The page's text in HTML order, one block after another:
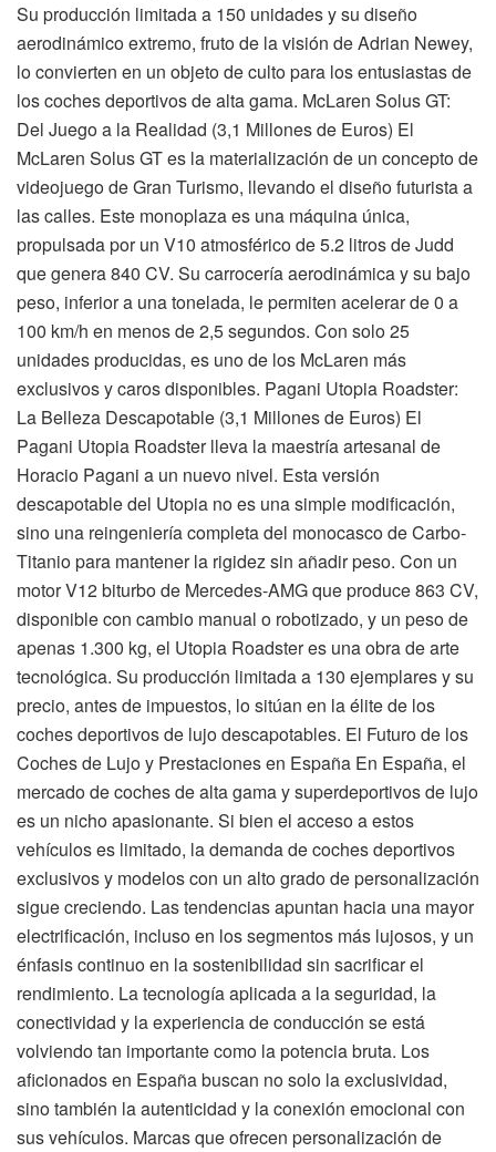
Su producción limitada a 150 unidades y su diseño
aerodinámico extremo, fruto de la visión de Adrian Newey,
lo convierten en un objeto de culto para los entusiastas de
los coches deportivos de alta gama. McLaren Solus GT:
Del Juego a la Realidad (3,1 Millones de Euros) El
McLaren Solus GT es la materialización de un concepto de
videojuego de Gran Turismo, llevando el diseño futurista a
las calles. Este monoplaza es una máquina única,
propulsada por un V10 atmosférico de 5.2 litros de Judd
que genera 840 CV. Su carrocería aerodinámica y su bajo
peso, inferior a una tonelada, le permiten acelerar de 0 a
100 km/h en menos de 2,5 segundos. Con solo 25
unidades producidas, es uno de los McLaren más
exclusivos y caros disponibles. Pagani Utopia Roadster:
La Belleza Descapotable (3,1 Millones de Euros) El
Pagani Utopia Roadster lleva la maestría artesanal de
Horacio Pagani a un nuevo nivel. Esta versión
descapotable del Utopia no es una simple modificación,
sino una reingeniería completa del monocasco de Carbo-
Titanio para mantener la rigidez sin añadir peso. Con un
motor V12 biturbo de Mercedes-AMG que produce 863 CV,
disponible con cambio manual o robotizado, y un peso de
apenas 1.300 kg, el Utopia Roadster es una obra de arte
tecnológica. Su producción limitada a 130 ejemplares y su
precio, antes de impuestos, lo sitúan en la élite de los
coches deportivos de lujo descapotables. El Futuro de los
Coches de Lujo y Prestaciones en España En España, el
mercado de coches de alta gama y superdeportivos de lujo
es un nicho apasionante. Si bien el acceso a estos
vehículos es limitado, la demanda de coches deportivos
exclusivos y modelos con un alto grado de personalización
sigue creciendo. Las tendencias apuntan hacia una mayor
electrificación, incluso en los segmentos más lujosos, y un
énfasis continuo en la sostenibilidad sin sacrificar el
rendimiento. La tecnología aplicada a la seguridad, la
conectividad y la experiencia de conducción se está
volviendo tan importante como la potencia bruta. Los
aficionados en España buscan no solo la exclusividad,
sino también la autenticidad y la conexión emocional con
sus vehículos. Marcas que ofrecen personalización de